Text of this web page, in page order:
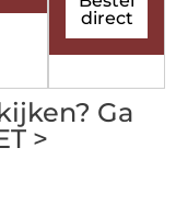
direct
Ga
>